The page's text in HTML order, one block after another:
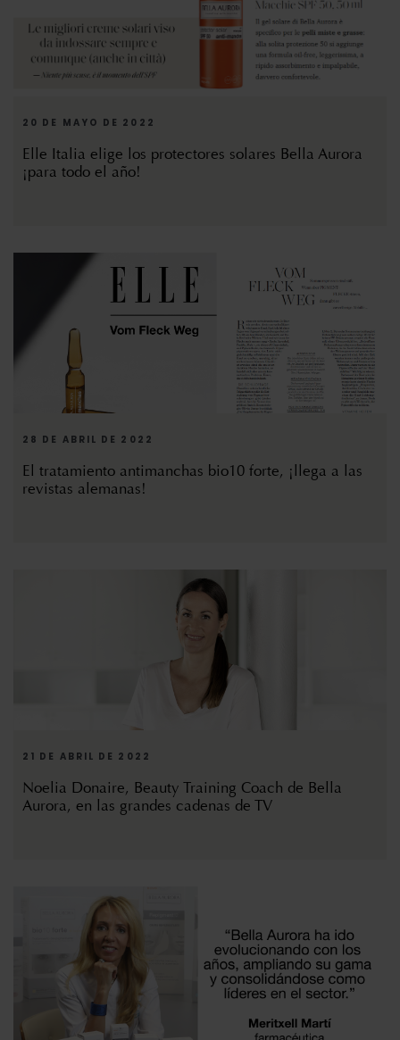
20 DE MAYO DE 2022
Elle Italia elige los protectores solares Bella Aurora
¡para todo el año!
28 DE ABRIL DE 2022
El tratamiento antimanchas bio10 forte, ¡llega a las
revistas alemanas!
21 DE ABRIL DE 2022
Noelia Donaire, Beauty Training Coach de Bella
Aurora, en las grandes cadenas de TV